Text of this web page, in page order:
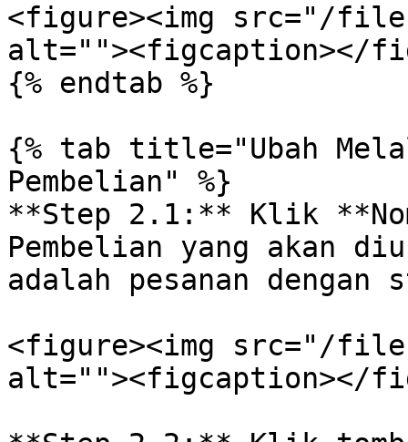
<figure><img src="/files/
alt=""><figcaption></
{% endtab %}
{% tab title="Ubah
Pembelian" %}
**Step 2.1:** Klik
Pembelian yang akan
adalah pesanan
<figure><img src="/files/
alt=""><figcaption></